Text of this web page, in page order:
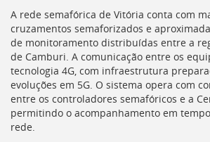
A rede semafórica de Vitória conta com
cruzamentos semaforizados e
de monitoramento distribuídas entre a
de Camburi. A comunicação entre os
tecnologia 4G, com infraestrutura
evoluções em 5G. O sistema opera com
entre os controladores semafóricos e a
permitindo o acompanhamento em
rede.